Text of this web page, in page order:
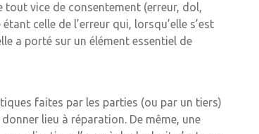
vice de consentement (erreur, dol,
celle de l’erreur qui, lorsqu’elle s’est
a porté sur un élément essentiel de
faites par les parties (ou par un tiers)
lieu à réparation. De même, une